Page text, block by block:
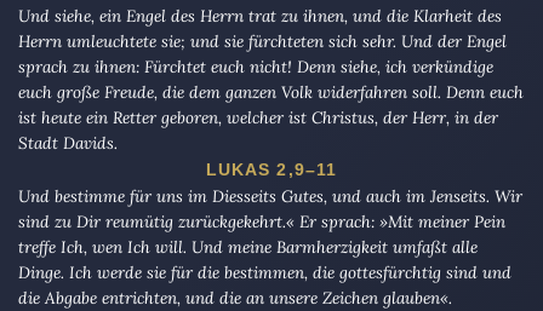
Und siehe, ein Engel des Herrn trat zu ihnen, und die Klarheit des
Herrn umleuchtete sie; und sie fürchteten sich sehr. Und der Engel
sprach zu ihnen: Fürchtet euch nicht! Denn siehe, ich verkündige
euch große Freude, die dem ganzen Volk widerfahren soll. Denn euch
ist heute ein Retter geboren, welcher ist Christus, der Herr, in der
Stadt Davids.
LUKAS 2,9–11
Und bestimme für uns im Diesseits Gutes, und auch im Jenseits. Wir
sind zu Dir reumütig zurückgekehrt.« Er sprach: »Mit meiner Pein
treffe Ich, wen Ich will. Und meine Barmherzigkeit umfaßt alle
Dinge. Ich werde sie für die bestimmen, die gottesfürchtig sind und
die Abgabe entrichten, und die an unsere Zeichen glauben«.